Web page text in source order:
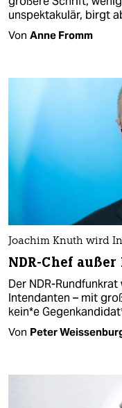
unspektakulär, birgt
Von Anne Fromm
Joachim Knuth wird
NDR-Chef
Der NDR-
Intendanten – mit
kein*e
Von Peter